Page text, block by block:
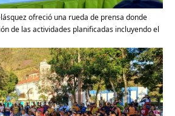
ofreció una rueda de prensa donde
de las actividades planificadas incluyendo el